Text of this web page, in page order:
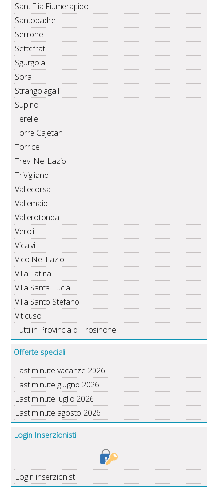
Sant'Elia Fiumerapido
Santopadre
Serrone
Settefrati
Sgurgola
Sora
Strangolagalli
Supino
Terelle
Torre Cajetani
Torrice
Trevi Nel Lazio
Trivigliano
Vallecorsa
Vallemaio
Vallerotonda
Veroli
Vicalvi
Vico Nel Lazio
Villa Latina
Villa Santa Lucia
Villa Santo Stefano
Viticuso
Tutti in Provincia di Frosinone
Offerte speciali
Last minute vacanze 2026
Last minute giugno 2026
Last minute luglio 2026
Last minute agosto 2026
Login Inserzionisti
Login inserzionisti